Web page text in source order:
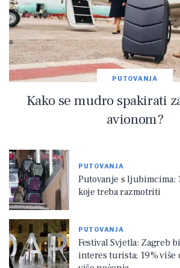
PUTOVANJA
Kako se mudro spakirati
avionom?
PUTOVANJA
Putovanje s ljubimcima:
koje treba razmotriti
PUTOVANJA
Festival Svjetla: Zagreb
interes turista; 19% više